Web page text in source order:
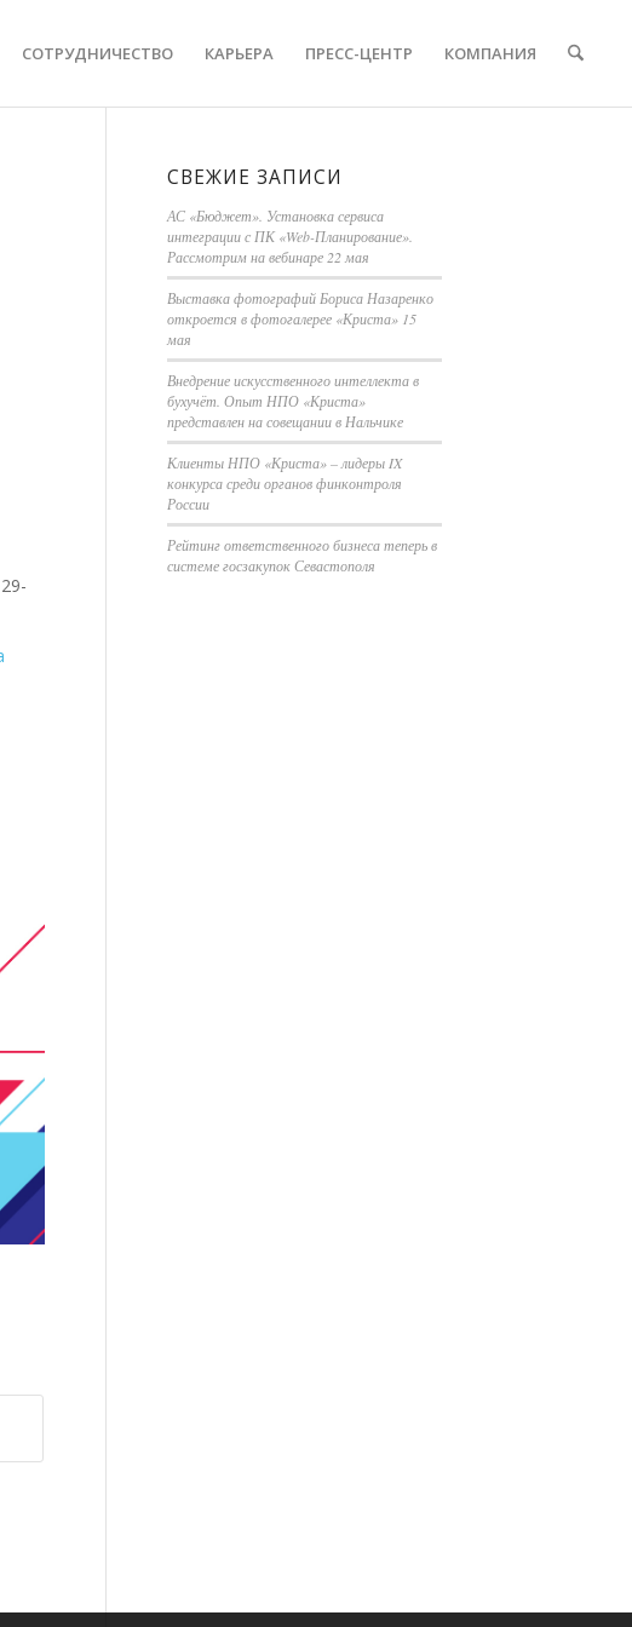
СОТРУДНИЧЕСТВО КАРЬЕРА ПРЕСС-ЦЕНТР КОМПАНИЯ
СВЕЖИЕ ЗАПИСИ
АС «Бюджет». Установка сервиса
интеграции с ПК «Web-Планирование».
Рассмотрим на вебинаре 22 мая
Выставка фотографий Бориса Назаренко
откроется в фотогалерее «Криста» 15
мая
Внедрение искусственного интеллекта в
бухучёт. Опыт НПО «Криста»
представлен на совещании в Нальчике
Клиенты НПО «Криста» – лидеры IX
конкурса среди органов финконтроля
России
Рейтинг ответственного бизнеса теперь в
системе госзакупок Севастополя